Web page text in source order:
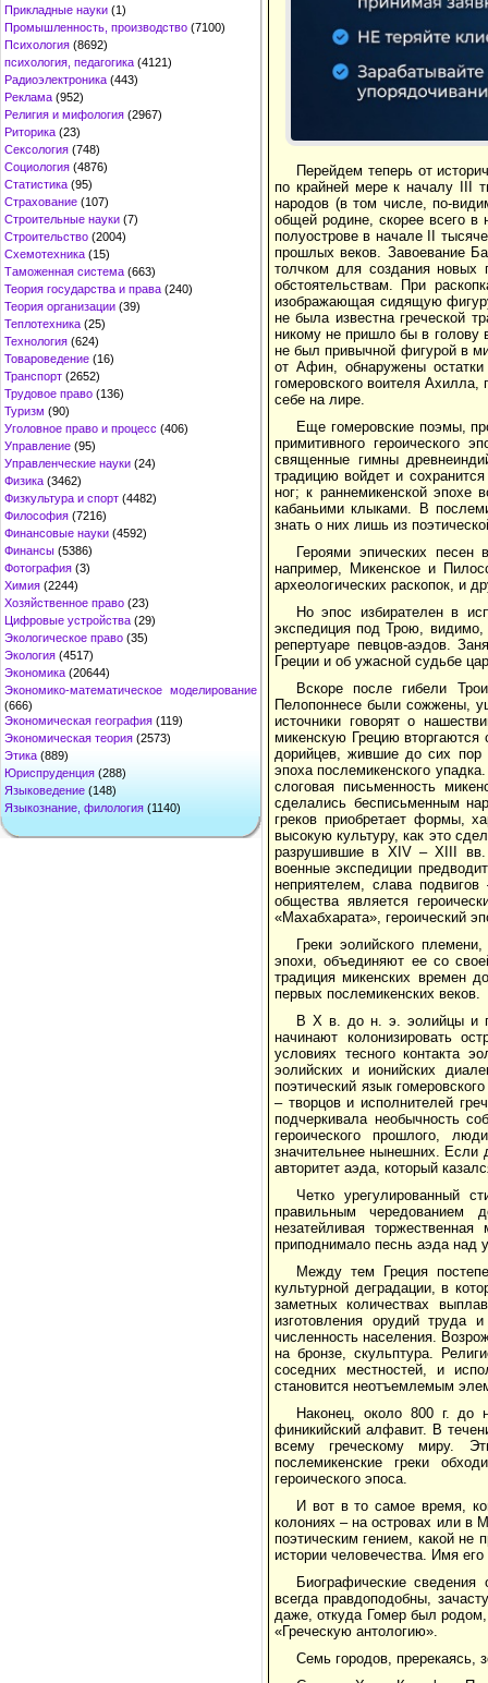
Прикладные науки (1)
Промышленность, производство (7100)
Психология (8692)
психология, педагогика (4121)
Радиоэлектроника (443)
Реклама (952)
Религия и мифология (2967)
Риторика (23)
Сексология (748)
Социология (4876)
Статистика (95)
Страхование (107)
Строительные науки (7)
Строительство (2004)
Схемотехника (15)
Таможенная система (663)
Теория государства и права (240)
Теория организации (39)
Теплотехника (25)
Технология (624)
Товароведение (16)
Транспорт (2652)
Трудовое право (136)
Туризм (90)
Уголовное право и процесс (406)
Управление (95)
Управленческие науки (24)
Физика (3462)
Физкультура и спорт (4482)
Философия (7216)
Финансовые науки (4592)
Финансы (5386)
Фотография (3)
Химия (2244)
Хозяйственное право (23)
Цифровые устройства (29)
Экологическое право (35)
Экология (4517)
Экономика (20644)
Экономико-математическое моделирование
(666)
Экономическая география (119)
Экономическая теория (2573)
Этика (889)
Юриспруденция (288)
Языковедение (148)
Языкознание, филология (1140)
Перейдем теперь от
по крайней мере к началу III
народов (в том числе, по-
общей родине, скорее всего в
полуострове в начале II
прошлых веков. Завоевание
толчком для создания
обстоятельствам. При
изображающая сидящую
не была известна греческой
никому не пришло бы в голову
не был привычной фигурой в
от Афин, обнаружены
гомеровского воителя
себе на лире.
Еще гомеровские поэмы,
примитивного героического
священные гимны
традицию войдет и
ног; к раннемикенской
кабаньими клыками. В
знать о них лишь из
Героями эпических песен
например, Микенское и
археологических раскопок, и
Но эпос избирателен в
экспедиция под Трою, видимо,
репертуаре певцов-аэдов.
Греции и об ужасной судьбе
Вскоре после гибели
Пелопоннесе были сожжены,
источники говорят о
микенскую Грецию вторгаются
дорийцев, жившие до сих пор
эпоха послемикенского
слоговая письменность
сделались бесписьменным
греков приобретает формы,
высокую культуру, как это
разрушившие в XIV – XIII вв.
военные экспедиции
неприятелем, слава
общества является
«Махабхарата», героический
Греки эолийского
эпохи, объединяют ее со
традиция микенских времен
первых послемикенских веков.
В Х в. до н. э. эолийцы и
начинают колонизировать
условиях тесного контакта
эолийских и ионийских
поэтический язык
– творцов и исполнителей
подчеркивала необычность
героического прошлого,
значительнее нынешних. Если
авторитет аэда, который
Четко урегулированный
правильным чередованием
незатейливая
приподнимало песнь аэда над
Между тем Греция
культурной деградации, в
заметных количествах
изготовления орудий труда
численность населения.
на бронзе, скульптура.
соседних местностей, и
становится неотъемлемым
Наконец, около 800 г. до
финикийский алфавит. В
всему греческому миру.
послемикенские греки
героического эпоса.
И вот в то самое время,
колониях – на островах или в
поэтическим гением, какой не
истории человечества. Имя
Биографические
всегда правдоподобны,
даже, откуда Гомер был
«Греческую антологию».
Семь городов, пререкаясь,